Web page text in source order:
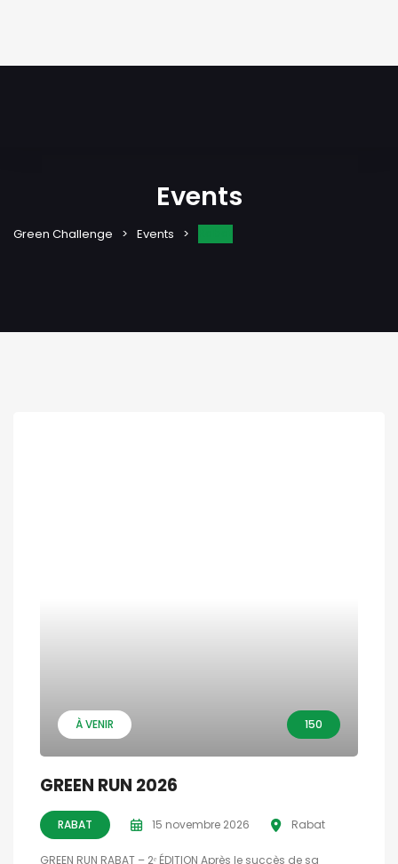
Events
Green Challenge Events
À VENIR 150
GREEN RUN 2026
RABAT 15 novembre 2026 Rabat
GREEN RUN RABAT – 2ᵉ ÉDITION Après le succès de sa